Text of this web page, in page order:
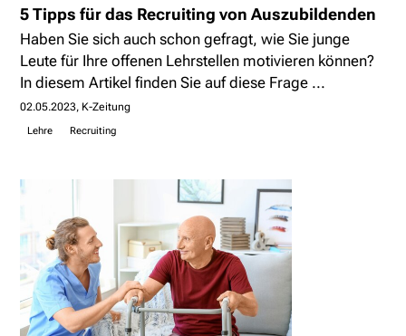
5 Tipps für das Recruiting von Auszubildenden
Haben Sie sich auch schon gefragt, wie Sie junge
Leute für Ihre offenen Lehrstellen motivieren können?
In diesem Artikel finden Sie auf diese Frage ...
02.05.2023 K-Zeitung
Lehre Recruiting